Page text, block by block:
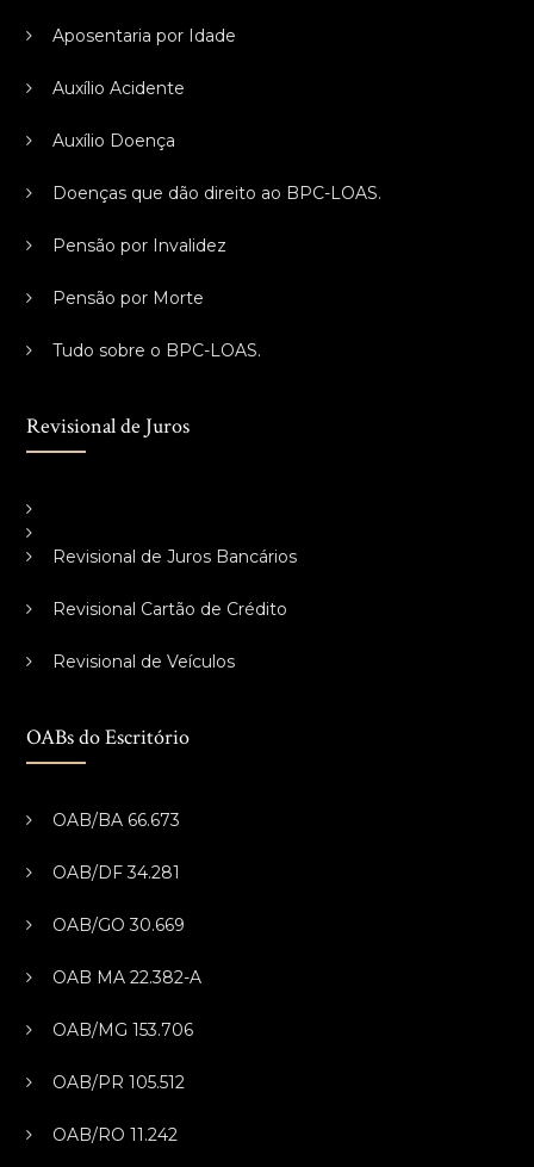
Aposentaria por Idade
Auxílio Acidente
Auxílio Doença
Doenças que dão direito ao BPC-LOAS.
Pensão por Invalidez
Pensão por Morte
Tudo sobre o BPC-LOAS.
Revisional de Juros
Revisional de Juros Bancários
Revisional Cartão de Crédito
Revisional de Veículos
OABs do Escritório
OAB/BA 66.673
OAB/DF 34.281
OAB/GO 30.669
OAB MA 22.382-A
OAB/MG 153.706
OAB/PR 105.512
OAB/RO 11.242